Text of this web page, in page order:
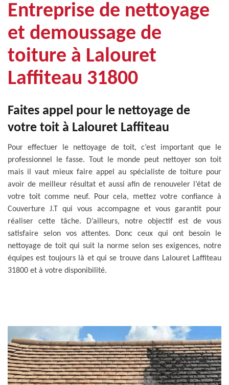
Entreprise de nettoyage
et demoussage de
toiture à Lalouret
Laffiteau 31800
Faites appel pour le nettoyage de
votre toit à Lalouret Laffiteau
Pour effectuer le nettoyage de toit, c’est important que le
professionnel le fasse. Tout le monde peut nettoyer son toit
mais il vaut mieux faire appel au spécialiste de toiture pour
avoir de meilleur résultat et aussi afin de renouveler l’état de
votre toit comme neuf. Pour cela, mettez votre confiance à
Couverture J.T qui vous accompagne et vous garantit pour
réaliser cette tâche. D’ailleurs, notre objectif est de vous
satisfaire selon vos attentes. Donc ceux qui ont besoin le
nettoyage de toit qui suit la norme selon ses exigences, notre
équipes est toujours là et qui se trouve dans Lalouret Laffiteau
31800 et à votre disponibilité.